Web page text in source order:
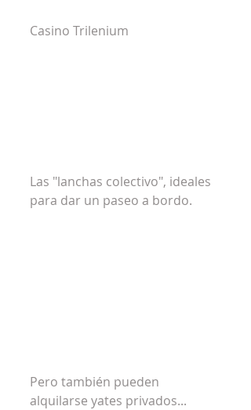
Casino Trilenium
Las "lanchas colectivo", ideales
para dar un paseo a bordo.
Pero también pueden
alquilarse yates privados...